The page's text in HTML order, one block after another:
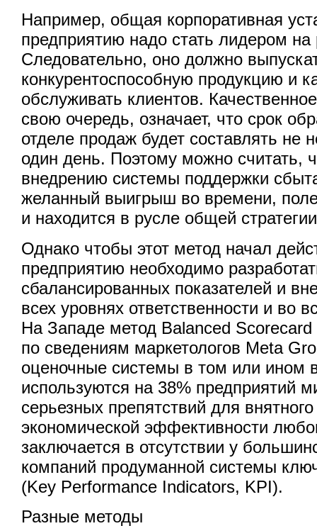
Например, общая корпоративная
предприятию надо стать лидером на
Следовательно, оно должно
конкурентоспособную продукцию и
обслуживать клиентов.
свою очередь, означает, что срок
отделе продаж будет составлять не
один день. Поэтому можно считать,
внедрению системы поддержки
желанный выигрыш во времени,
и находится в русле общей
Однако чтобы этот метод начал
предприятию необходимо
сбалансированных показателей и
всех уровнях ответственности и во
На Западе метод Balanced
по сведениям маркетологов Meta
оценочные системы в том или ином
используются на 38% предприятий
серьезных препятствий для
экономической эффективности
заключается в отсутствии у
компаний продуманной системы
(Key Performance Indicators, KPI).
Разные методы